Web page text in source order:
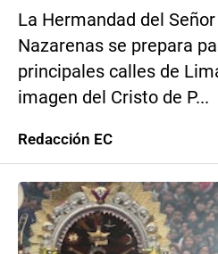
La Hermandad del
Nazarenas se prepara
principales calles de
imagen del Cristo de P...
Redacción EC